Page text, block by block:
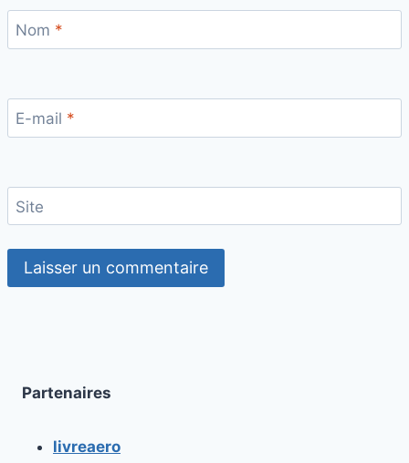
Nom *
E-mail *
Site
Partenaires
livreaero